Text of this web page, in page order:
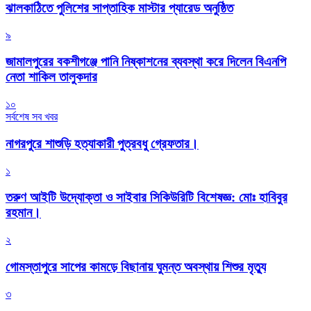
‎ঝালকাঠিতে পুলিশের সাপ্তাহিক মাস্টার প্যারেড অনুষ্ঠিত
৯
জামালপুরের বকশীগঞ্জে পানি নিষ্কাশনের ব্যবস্থা করে দিলেন বিএনপি
নেতা শাকিল তালুকদার
১০
সর্বশেষ সব খবর
নাগরপুরে শাশুড়ি হত্যাকারী পুত্রবধু গ্রেফতার।
১
তরুণ আইটি উদ্যোক্তা ও সাইবার সিকিউরিটি বিশেষজ্ঞ: মোঃ হাবিবুর
রহমান।
২
গোমস্তাপুরে সাপের কামড়ে বিছানায় ঘুমন্ত অবস্থায় শিশুর মৃত্যু
৩